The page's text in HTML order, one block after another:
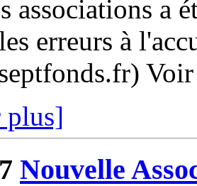
associations a
erreurs à
plus]
Nouvelle